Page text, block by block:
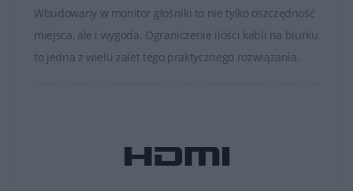
ułatwiają oszczędzanie energii.
Wbudowany w monitor głośniki to nie tylko oszczędność
miejsca, ale i wygoda. Ograniczenie ilości kabli na biurku
to jedna z wielu zalet tego praktycznego rozwiązania.